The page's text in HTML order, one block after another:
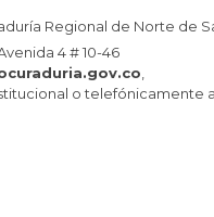
Regional de Norte de
4 # 10-46
o telefónicamente